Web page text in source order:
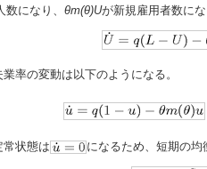
数になり、 θm(θ)Uが新規雇用者数にな
業率の変動は以下のようになる。
常状態は になるため、短期の均